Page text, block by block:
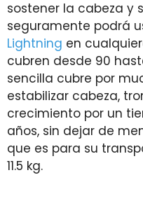
sostener la cabeza y
seguramente podrá
Lightning en
cubren desde 90
sencilla cubre por
estabilizar cabeza,
crecimiento por un
años, sin dejar de
que es para su
11.5 kg.